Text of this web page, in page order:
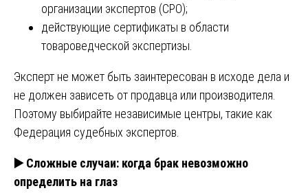
организации экспертов (СРО);
действующие сертификаты в области
товароведческой экспертизы.
Эксперт не может быть заинтересован в исходе дела и
не должен зависеть от продавца или производителя.
Поэтому выбирайте независимые центры, такие как
Федерация судебных экспертов.
▶️Сложные случаи: когда брак невозможно
определить на глаз